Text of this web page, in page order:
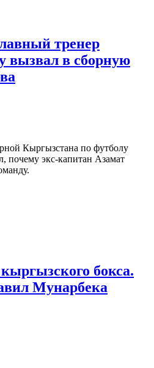
тренер
вызвал в сборную
Кыргызстана по футболу
почему экс-капитан Азамат
бокса.
Мунарбека